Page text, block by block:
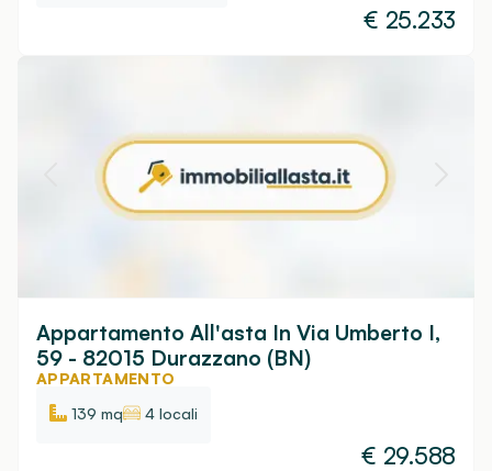
€ 25.233
Appartamento All'asta In Via Umberto I,
59 - 82015 Durazzano (BN)
APPARTAMENTO
139 mq
4 locali
€ 29.588